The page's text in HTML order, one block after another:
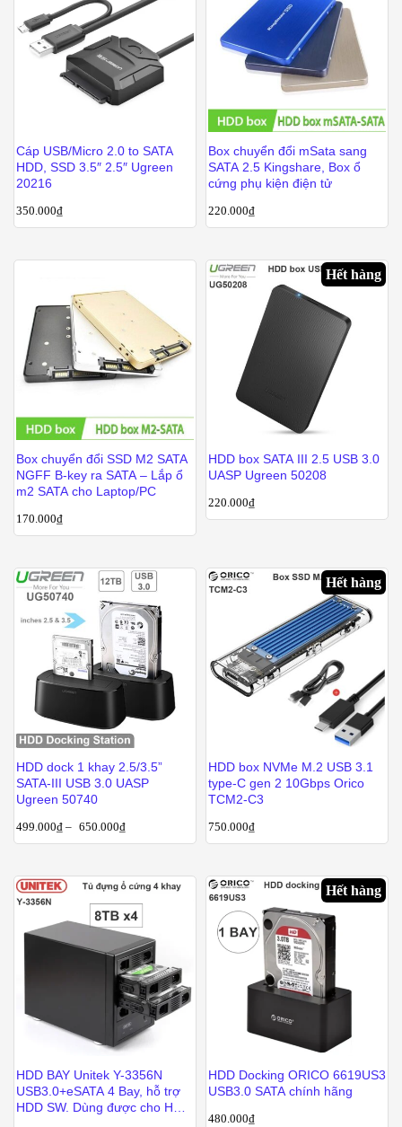
Cáp USB/Micro 2.0 to SATA
HDD, SSD 3.5″ 2.5″ Ugreen
20216
350.000₫
Box chuyển đổi mSata sang
SATA 2.5 Kingshare, Box ổ
cứng phụ kiện điện tử
220.000₫
Box chuyển đổi SSD M2 SATA
NGFF B-key ra SATA – Lắp ổ
m2 SATA cho Laptop/PC
170.000₫
Hết hàng
HDD box SATA III 2.5 USB 3.0
UASP Ugreen 50208
220.000₫
HDD dock 1 khay 2.5/3.5”
SATA-III USB 3.0 UASP
Ugreen 50740
499.000₫ – 650.000₫
Hết hàng
HDD box NVMe M.2 USB 3.1
type-C gen 2 10Gbps Orico
TCM2-C3
750.000₫
HDD BAY Unitek Y-3356N
USB3.0+eSATA 4 Bay, hỗ trợ
HDD SW. Dùng được cho HD
Hết hàng
HDD Docking ORICO 6619US3
USB3.0 SATA chính hãng
480.000₫